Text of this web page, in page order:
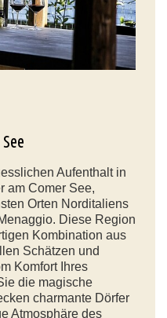
Aufenthalt in
am Comer See,
Orten Norditaliens
Diese Region
Kombination aus
Schätzen und
Komfort Ihres
die magische
charmante Dörfer
Atmosphäre des